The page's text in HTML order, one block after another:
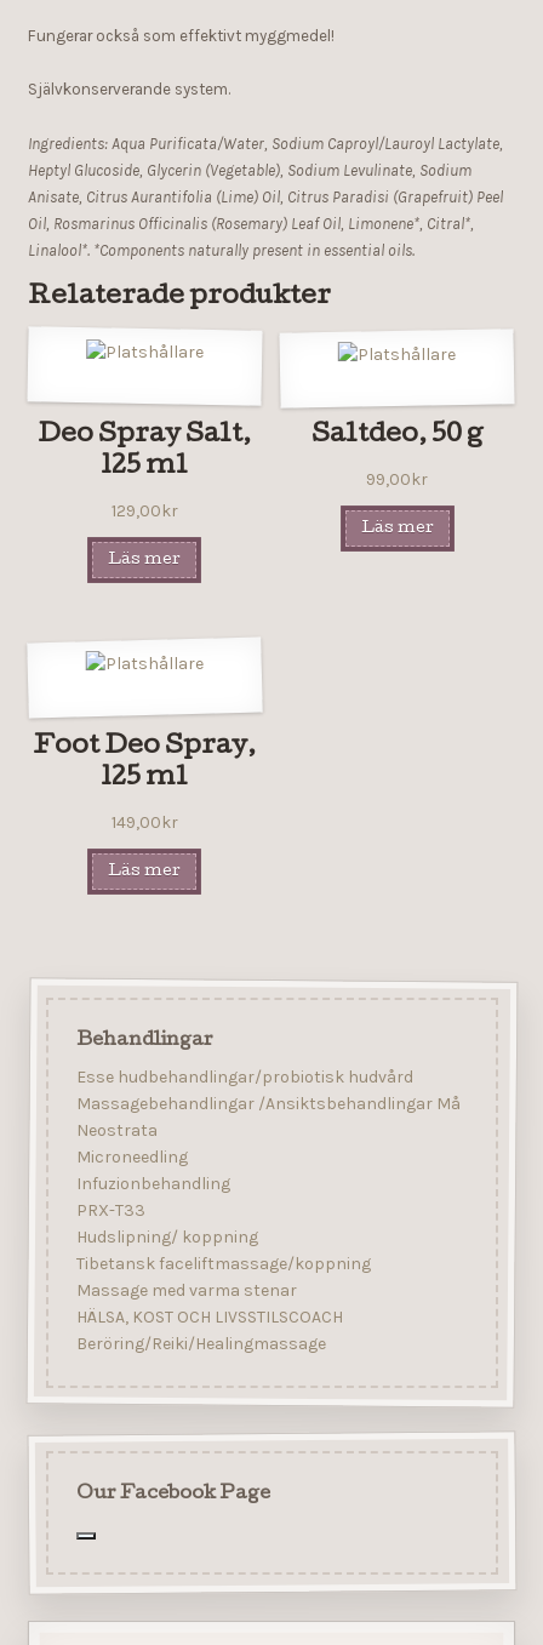
Fungerar också som effektivt myggmedel!
Självkonserverande system.
Ingredients: Aqua Purificata/Water, Sodium Caproyl/Lauroyl Lactylate,
Heptyl Glucoside, Glycerin (Vegetable), Sodium Levulinate, Sodium
Anisate, Citrus Aurantifolia (Lime) Oil, Citrus Paradisi (Grapefruit) Peel
Oil, Rosmarinus Officinalis (Rosemary) Leaf Oil, Limonene*, Citral*,
Linalool*.*Components naturally present in essential oils.
Relaterade produkter
Deo Spray Salt,
125 ml
129,00kr
Läs mer
Saltdeo, 50 g
99,00kr
Läs mer
Foot Deo Spray,
125 ml
149,00kr
Läs mer
Behandlingar
Esse hudbehandlingar/probiotisk hudvård
Massagebehandlingar /Ansiktsbehandlingar Må
Neostrata
Microneedling
Infuzionbehandling
PRX-T33
Hudslipning/ koppning
Tibetansk faceliftmassage/koppning
Massage med varma stenar
HÄLSA, KOST OCH LIVSSTILSCOACH
Beröring/Reiki/Healingmassage
Our Facebook Page